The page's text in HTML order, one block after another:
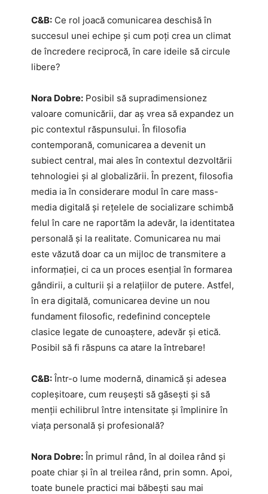
C&B: Ce rol joacă comunicarea deschisă în
succesul unei echipe și cum poți crea un climat
de încredere reciprocă, în care ideile să circule
libere?
Nora Dobre: Posibil să supradimensionez
valoare comunicării, dar aș vrea să expandez un
pic contextul răspunsului. În filosofia
contemporană, comunicarea a devenit un
subiect central, mai ales în contextul dezvoltării
tehnologiei și al globalizării. În prezent, filosofia
media ia în considerare modul în care mass-
media digitală și rețelele de socializare schimbă
felul în care ne raportăm la adevăr, la identitatea
personală și la realitate. Comunicarea nu mai
este văzută doar ca un mijloc de transmitere a
informației, ci ca un proces esențial în formarea
gândirii, a culturii și a relațiilor de putere. Astfel,
în era digitală, comunicarea devine un nou
fundament filosofic, redefinind conceptele
clasice legate de cunoaștere, adevăr și etică.
Posibil să fi răspuns ca atare la întrebare!
C&B: Într-o lume modernă, dinamică și adesea
copleșitoare, cum reușești să găsești și să
menții echilibrul între intensitate și împlinire în
viața personală și profesională?
Nora Dobre: În primul rând, în al doilea rând și
poate chiar și în al treilea rând, prin somn. Apoi,
toate bunele practici mai băbești sau mai